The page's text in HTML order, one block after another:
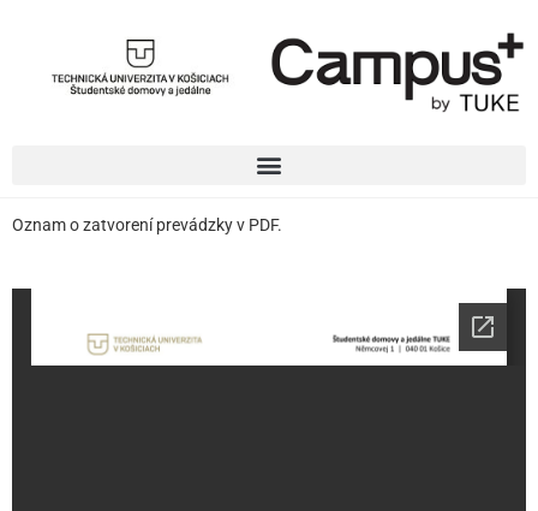
Oznam o zatvorení prevádzky v PDF.